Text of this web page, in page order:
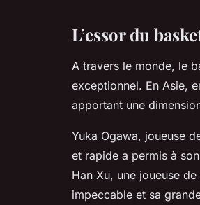
L’essor du
A travers le monde, le
exceptionnel. En Asie,
apportant une
Yuka Ogawa, joueuse
et rapide a permis à
Han Xu, une joueuse
impeccable et sa